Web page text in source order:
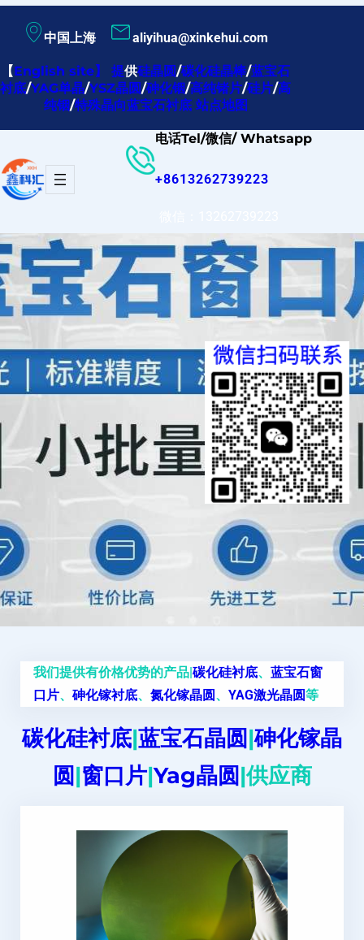
内
容
中国上海 aliyihua@xinkehui.com
【English site】提供硅晶圆/碳化硅晶棒/蓝宝石
衬底/YAG单晶/YSZ晶圆/砷化铟/高纯锗片/硅片/高
纯铟/特殊晶向蓝宝石衬底 站点地图
电话Tel/微信/ Whatsapp
+8613262739223
我们提供有价格优势的产品|碳化硅衬底、 蓝宝石窗
口片、 砷化镓衬底、 氮化镓晶圆、 YAG激光晶圆等
碳化硅衬底|蓝宝石晶圆|砷化镓晶
圆|窗口片|Yag晶圆|供应商